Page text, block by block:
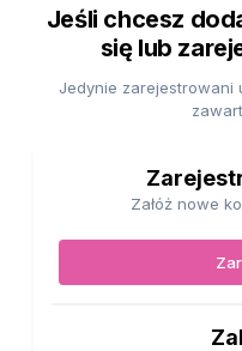
Jeśli chcesz
się lub
Jedynie zarejestrowani
Załóż nowe